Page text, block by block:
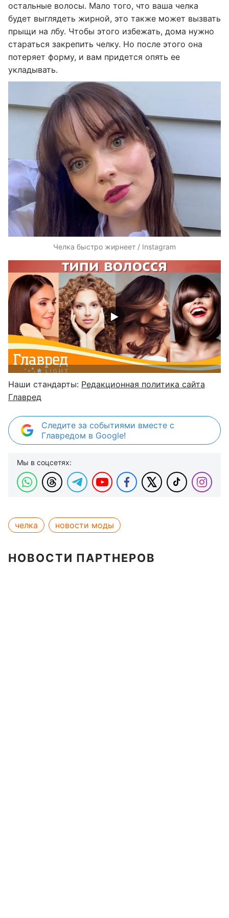
остальные волосы. Мало того, что ваша челка
будет выглядеть жирной, это также может вызвать
прыщи на лбу. Чтобы этого избежать, дома нужно
стараться закрепить челку. Но после этого она
потеряет форму, и вам придется опять ее
укладывать.
Челка быстро жирнеет / Instagram
Наши стандарты: Редакционная политика сайта
Главред
Следите за событиями вместе с
Главредом в Google!
Мы в соцсетях:
челка новости моды
НОВОСТИ ПАРТНЕРОВ